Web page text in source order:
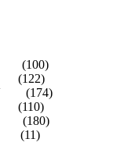
(174)